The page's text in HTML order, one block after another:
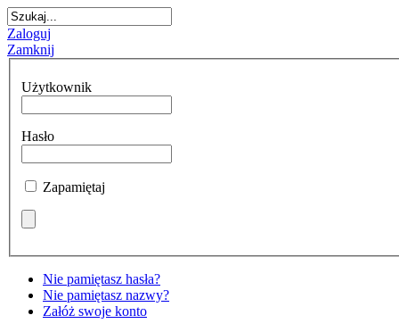
Zaloguj
Zamknij
Użytkownik
Hasło
Zapamiętaj
Nie pamiętasz hasła?
Nie pamiętasz nazwy?
Załóż swoje konto